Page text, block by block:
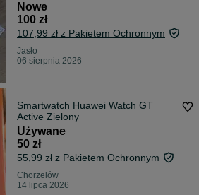
Nowe
100 zł
107,99 zł z Pakietem Ochronnym
Jasło
06 sierpnia 2026
Smartwatch Huawei Watch GT
Active Zielony
Używane
50 zł
55,99 zł z Pakietem Ochronnym
Chorzelów
14 lipca 2026